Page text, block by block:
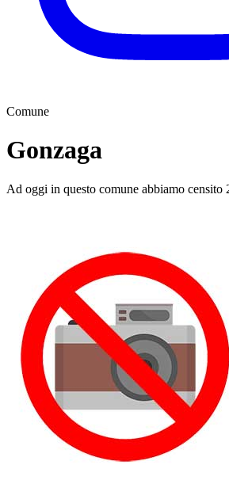
Comune
Gonzaga
Ad oggi in questo comune abbiamo censito